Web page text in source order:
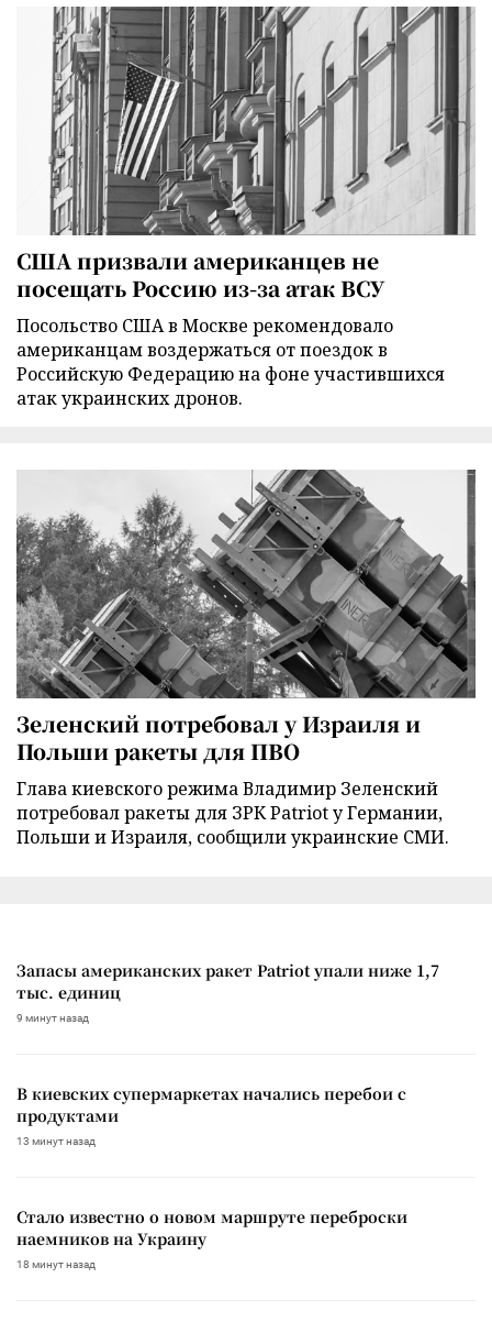
США призвали американцев не
посещать Россию из-за атак ВСУ
Посольство США в Москве рекомендовало
американцам воздержаться от поездок в
Российскую Федерацию на фоне участившихся
атак украинских дронов.
Зеленский потребовал у Израиля и
Польши ракеты для ПВО
Глава киевского режима Владимир Зеленский
потребовал ракеты для ЗРК Patriot у Германии,
Польши и Израиля, сообщили украинские СМИ.
Запасы американских ракет Patriot упали ниже 1,7
тыс. единиц
9 минут назад
В киевских супермаркетах начались перебои с
продуктами
13 минут назад
Стало известно о новом маршруте переброски
наемников на Украину
18 минут назад